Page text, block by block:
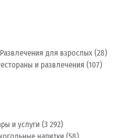
для взрослых (28)
и развлечения (107)
и услуги (3 292)